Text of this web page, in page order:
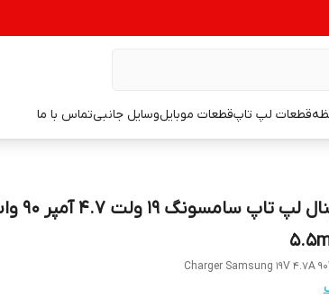
قطعات لپ تاپقطعات موبایلوسایل جانبیتماس با ما
شارژر اورجینال لپ تاپ
Charger Samsung 19V 4.7A